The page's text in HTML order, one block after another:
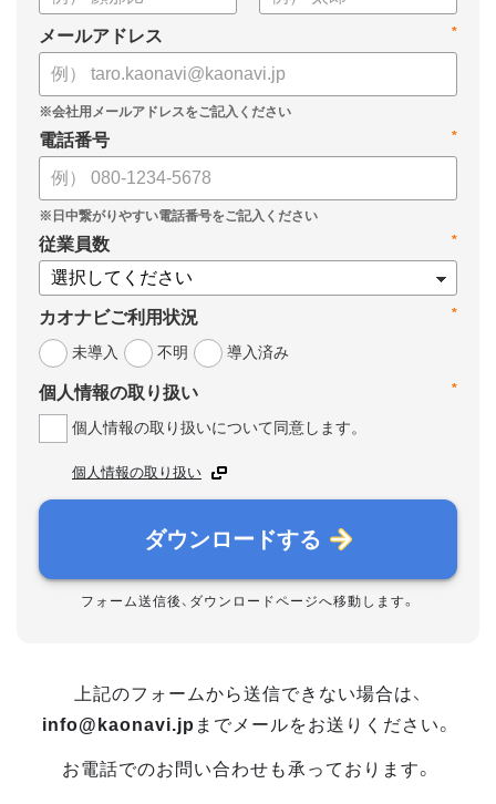
*
メールアドレス
*
電話番号
*
従業員数
*
カオナビご利用状況
未導入
不明 導入済み
*
個人情報の取り扱い
個人情報の取り扱いについて同意します。
個人情報の取り扱い
ダウンロードする
フォーム送信後、ダウンロードページへ移動します。
上記のフォームから送信できない場合は、
info@kaonavi.jp までメールをお送りください。
お電話でのお問い合わせも承っております。